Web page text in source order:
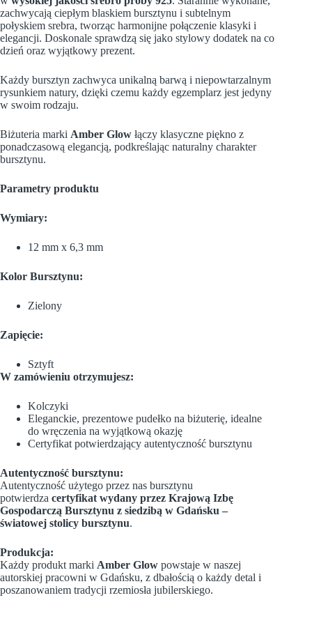
zachwycają ciepłym blaskiem bursztynu i subtelnym
połyskiem srebra, tworząc harmonijne połączenie klasyki i
elegancji. Doskonale sprawdzą się jako stylowy dodatek na co
dzień oraz wyjątkowy prezent.
Każdy bursztyn zachwyca unikalną barwą i niepowtarzalnym
rysunkiem natury, dzięki czemu każdy egzemplarz jest jedyny
w swoim rodzaju.
Biżuteria marki Amber Glow łączy klasyczne piękno z
ponadczasową elegancją, podkreślając naturalny charakter
bursztynu.
Parametry produktu
Wymiary:
12 mm x 6,3 mm
Kolor Bursztynu:
Zielony
Zapięcie:
Sztyft
W zamówieniu otrzymujesz:
Kolczyki
Eleganckie, prezentowe pudełko na biżuterię, idealne
do wręczenia na wyjątkową okazję
Certyfikat potwierdzający autentyczność bursztynu
Autentyczność bursztynu:
Autentyczność użytego przez nas bursztynu
potwierdza certyfikat wydany przez Krajową Izbę
Gospodarczą Bursztynu z siedzibą w Gdańsku –
światowej stolicy bursztynu.
Produkcja:
Każdy produkt marki Amber Glow powstaje w naszej
autorskiej pracowni w Gdańsku, z dbałością o każdy detal i
poszanowaniem tradycji rzemiosła jubilerskiego.